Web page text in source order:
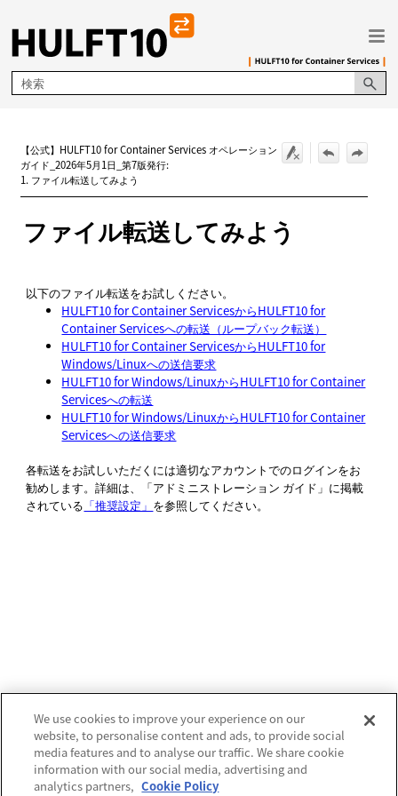
メイン コンテンツにスキップ
【公式】HULFT10 for Container Services オペレーション
ガイド_2026年5月1日_第7版発行:
1. ファイル転送してみよう
ファイル転送してみよう
以下のファイル転送をお試しください。
HULFT10 for Container ServicesからHULFT10 for
Container Servicesへの転送（ループバック転送）
HULFT10 for Container ServicesからHULFT10 for
Windows/Linuxへの送信要求
HULFT10 for Windows/LinuxからHULFT10 for Container
Servicesへの転送
HULFT10 for Windows/LinuxからHULFT10 for Container
Servicesへの送信要求
各転送をお試しいただくには適切なアカウントでのログインをお
勧めします。詳細は、
「アドミニストレーション ガイド」 に掲載
されている 「推奨設定」 を参照してください。
We use cookies to improve your experience on our
website, to personalise content and ads, to provide social
media features and to analyse our traffic. We share cookie
information with our social media, advertising and
analytics partners, Cookie Policy